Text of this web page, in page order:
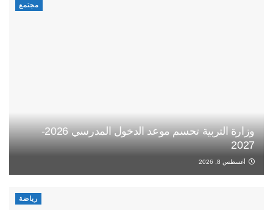
مجتمع
وزارة التربية تحسم موعد الدخول المدرسي 2026-
2027
أغسطس 8, 2026
رياضة